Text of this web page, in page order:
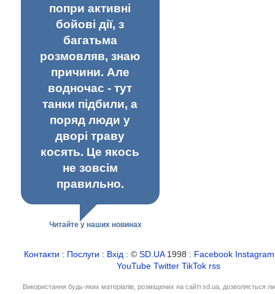
попри активні
бойові дії, з
багатьма
розмовляв, знаю
причини. Але
водночас - тут
танки підбили, а
поряд люди у
дворі траву
косять. Це якось
не зовсім
правильно.
Читайте у наших новинах
Контакти : Послуги : Вхід : ©SD.UA1998 : Facebook Instagram
YouTube Twitter TikTok rss
Використання будь-яких матеріалів, розміщених на сайті sd.ua, дозволяється